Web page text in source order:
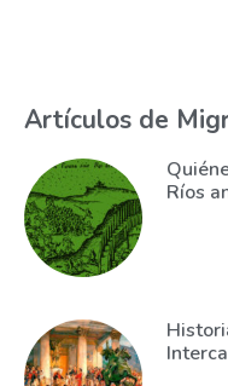
Artículos de
Ríos